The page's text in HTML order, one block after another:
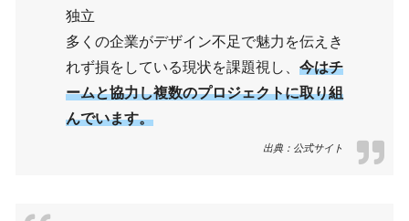
独立
多くの企業がデザイン不足で魅力を伝えき
れず損をしている現状を課題視し、 今はチ
ームと協力し複数のプロジェクトに取り組
んでいます。
出典：公式サイト